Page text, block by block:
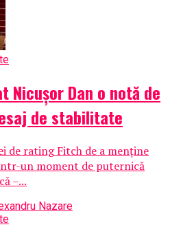
Nicușor Dan o notă de
de stabilitate
de rating Fitch de a menține
un moment de puternică
–...